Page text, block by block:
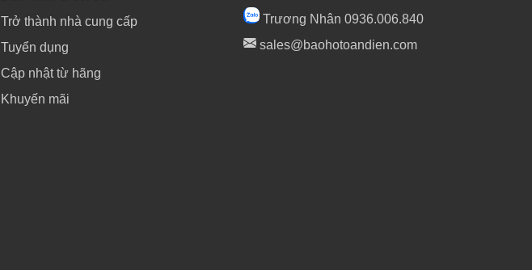
Trở thành nhà cung cấp
Tuyển dụng
Cập nhật từ hãng
Khuyến mãi
Trương Nhân 0936.006.840
sales@baohotoandien.com